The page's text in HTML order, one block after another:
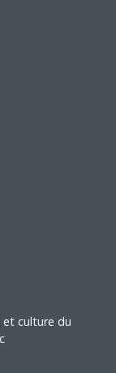
et culture du